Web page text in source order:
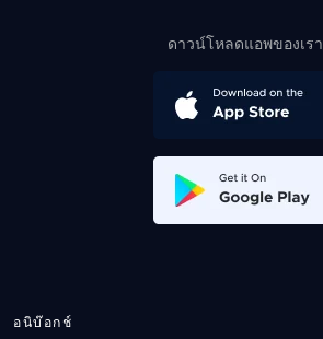
ดาวน์โหลดแอพของเรา
อนิบ๊อกช์